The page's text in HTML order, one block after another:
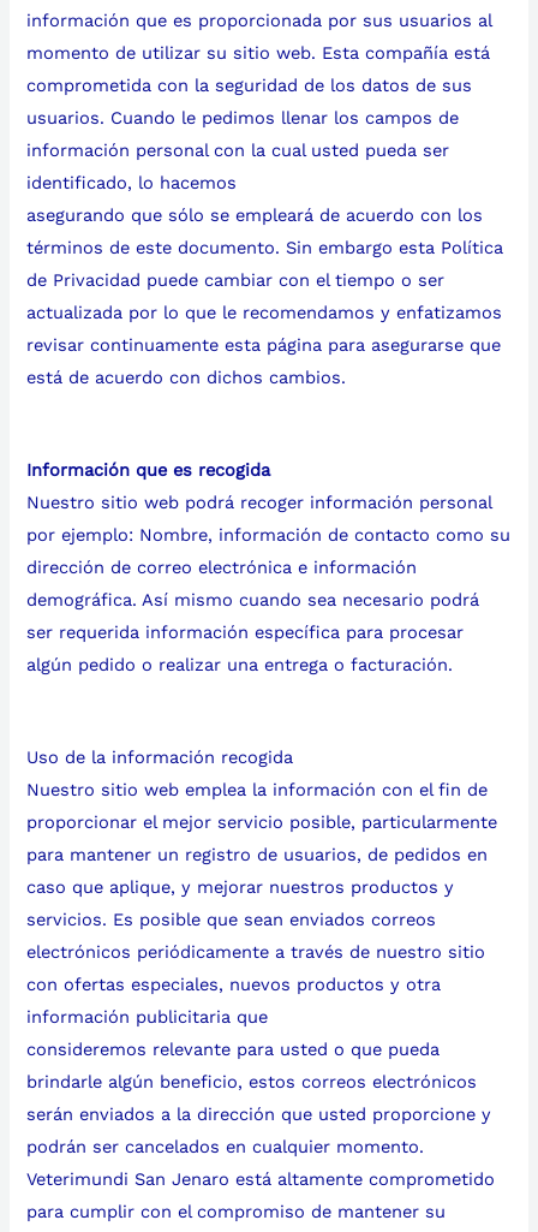
información que es proporcionada por sus usuarios al
momento de utilizar su sitio web. Esta compañía está
comprometida con la seguridad de los datos de sus
usuarios. Cuando le pedimos llenar los campos de
información personal con la cual usted pueda ser
identificado, lo hacemos
asegurando que sólo se empleará de acuerdo con los
términos de este documento. Sin embargo esta Política
de Privacidad puede cambiar con el tiempo o ser
actualizada por lo que le recomendamos y enfatizamos
revisar continuamente esta página para asegurarse que
está de acuerdo con dichos cambios.
Información que es recogida
Nuestro sitio web podrá recoger información personal
por ejemplo: Nombre, información de contacto como su
dirección de correo electrónica e información
demográfica. Así mismo cuando sea necesario podrá
ser requerida información específica para procesar
algún pedido o realizar una entrega o facturación.
Uso de la información recogida
Nuestro sitio web emplea la información con el fin de
proporcionar el mejor servicio posible, particularmente
para mantener un registro de usuarios, de pedidos en
caso que aplique, y mejorar nuestros productos y
servicios. Es posible que sean enviados correos
electrónicos periódicamente a través de nuestro sitio
con ofertas especiales, nuevos productos y otra
información publicitaria que
consideremos relevante para usted o que pueda
brindarle algún beneficio, estos correos electrónicos
serán enviados a la dirección que usted proporcione y
podrán ser cancelados en cualquier momento.
Veterimundi San Jenaro está altamente comprometido
para cumplir con el compromiso de mantener su